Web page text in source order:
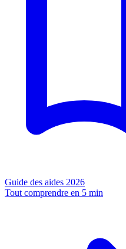
Guide des aides 2026
Tout comprendre en 5 min